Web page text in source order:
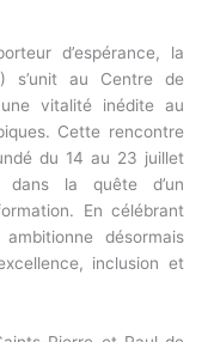
d’espérance, la
s’unit au Centre de
vitalité inédite au
Cette rencontre
du 14 au 23 juillet
dans la quête d’un
En célébrant
désormais
inclusion et